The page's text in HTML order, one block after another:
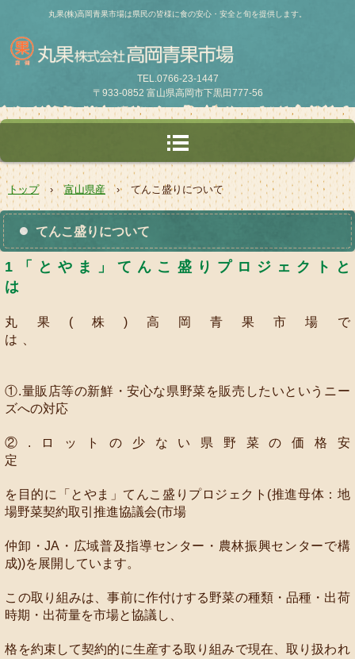
丸果(株)高岡青果市場は県民の皆様に食の安心・安全と旬を提供します。
TEL.0766-23-1447
〒933-0852 富山県高岡市下黒田777-56
トップ › 富山県産 › てんこ盛りについて
てんこ盛りについて
1「とやま」てんこ盛りプロジェクトと
は
丸果(株)高岡青果市場で
は、
①.量販店等の新鮮・安心な県野菜を販売したいというニー
ズへの対応
②.ロットの少ない県野菜の価格安
定
を目的に「とやま」てんこ盛りプロジェクト(推進母体：地
場野菜契約取引推進協議会(市場
仲卸・JA・広域普及指導センター・農林振興センターで構
成))を展開しています。
この取り組みは、事前に作付けする野菜の種類・品種・出荷
時期・出荷量を市場と協議し、
格を約束して契約的に生産する取り組みで現在、取り扱われ